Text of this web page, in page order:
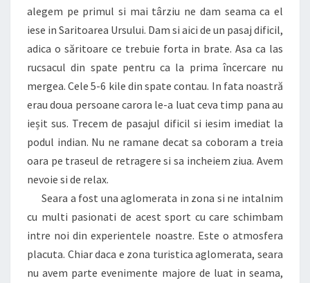
alegem pe primul si mai târziu ne dam seama ca el
iese in Saritoarea Ursului. Dam si aici de un pasaj dificil,
adica o săritoare ce trebuie forta in brate. Asa ca las
rucsacul din spate pentru ca la prima încercare nu
mergea. Cele 5-6 kile din spate contau. In fata noastră
erau doua persoane carora le-a luat ceva timp pana au
ieșit sus. Trecem de pasajul dificil si iesim imediat la
podul indian. Nu ne ramane decat sa coboram a treia
oara pe traseul de retragere si sa incheiem ziua. Avem
nevoie si de relax.
Seara a fost una aglomerata in zona si ne intalnim
cu multi pasionati de acest sport cu care schimbam
intre noi din experientele noastre. Este o atmosfera
placuta. Chiar daca e zona turistica aglomerata, seara
nu avem parte evenimente majore de luat in seama,